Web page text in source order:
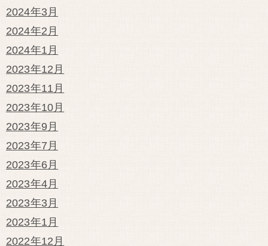
2024年3月
2024年2月
2024年1月
2023年12月
2023年11月
2023年10月
2023年9月
2023年7月
2023年6月
2023年4月
2023年3月
2023年1月
2022年12月